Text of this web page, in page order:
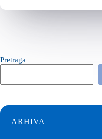
Pretraga
ARHIVA